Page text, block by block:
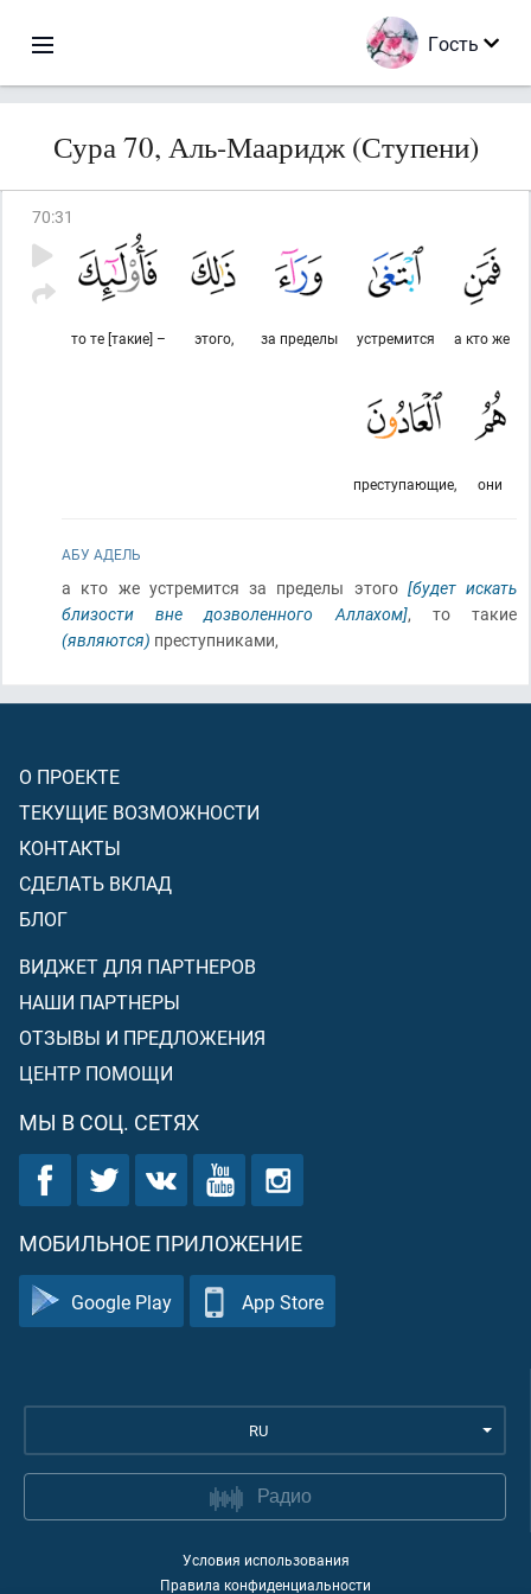
Гость
Сура 70, Аль-Мааридж (Ступени)
70:31
а кто же
устремится
за пределы
этого,
то те [такие] –
они
преступающие,
АБУ АДЕЛЬ
а кто же устремится за пределы этого [будет искать
близости вне дозволенного Аллахом], то такие
(являются) преступниками,
О ПРОЕКТЕ
ТЕКУЩИЕ ВОЗМОЖНОСТИ
КОНТАКТЫ
СДЕЛАТЬ ВКЛАД
БЛОГ
ВИДЖЕТ ДЛЯ ПАРТНЕРОВ
НАШИ ПАРТНЕРЫ
ОТЗЫВЫ И ПРЕДЛОЖЕНИЯ
ЦЕНТР ПОМОЩИ
МЫ В СОЦ. СЕТЯХ
МОБИЛЬНОЕ ПРИЛОЖЕНИЕ
Google Play App Store
RU
Радио
Условия использования
Правила конфиденциальности